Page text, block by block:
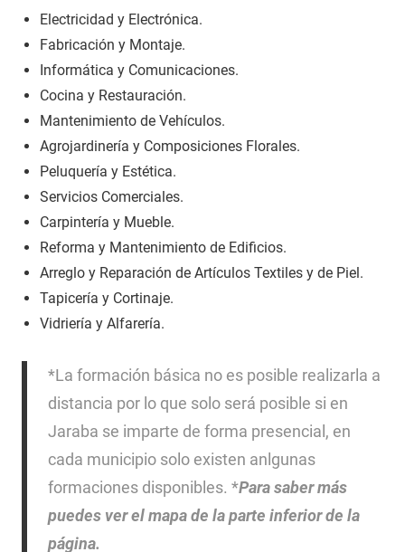
Electricidad y Electrónica.
Fabricación y Montaje.
Informática y Comunicaciones.
Cocina y Restauración.
Mantenimiento de Vehículos.
Agrojardinería y Composiciones Florales.
Peluquería y Estética.
Servicios Comerciales.
Carpintería y Mueble.
Reforma y Mantenimiento de Edificios.
Arreglo y Reparación de Artículos Textiles y de Piel.
Tapicería y Cortinaje.
Vidriería y Alfarería.
*La formación básica no es posible realizarla a
distancia por lo que solo será posible si en
Jaraba se imparte de forma presencial, en
cada municipio solo existen anlgunas
formaciones disponibles. *Para saber más
puedes ver el mapa de la parte inferior de la
página.